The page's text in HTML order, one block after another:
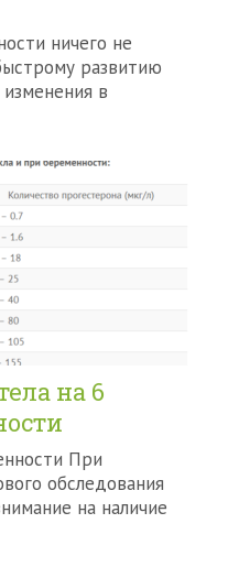
ничего не
развитию
в
на 6
При
обследования
на наличие